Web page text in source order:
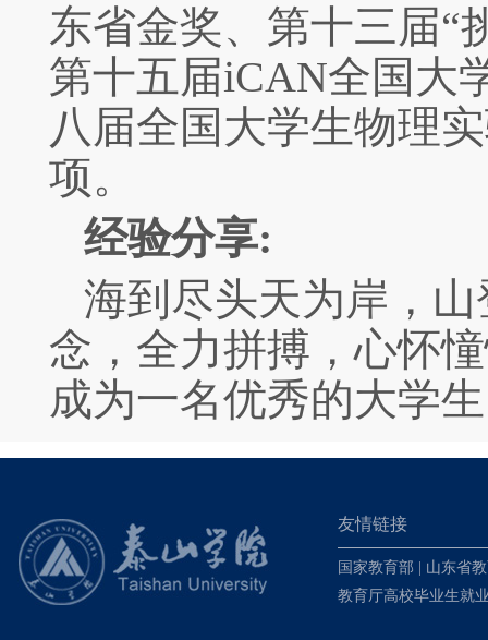
东省金奖、第十三届“
第十五届iCAN全国大
八届全国大学生物理
项。
经验分享:
海到尽头天为岸，
念，全力拼搏，心怀
成为一名优秀的大学
友情链接
国家教育部
山东省
教育厅高校毕业生就